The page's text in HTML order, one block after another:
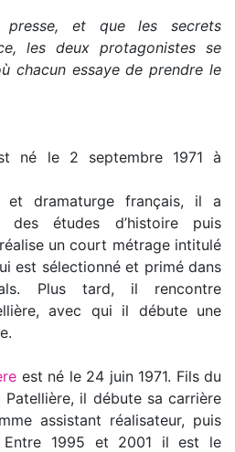
et que les secrets
les deux protagonistes se
chacun essaye de prendre le
né le 2 septembre 1971 à
et dramaturge français, il a
des études d’histoire puis
un court métrage intitulé
est sélectionné et primé dans
Plus tard, il rencontre
avec qui il débute une
est né le 24 juin 1971. Fils du
il débute sa carrière
assistant réalisateur, puis
Entre 1995 et 2001 il est le